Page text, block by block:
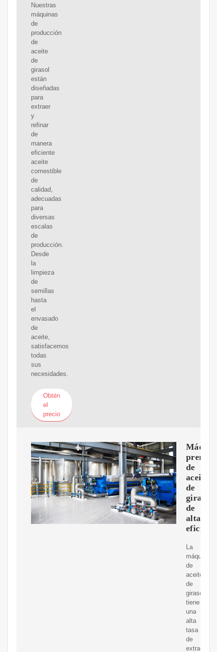
Nuestras
máquinas
de
producción
de
aceite
de
girasol
están
diseñadas
para
extraer
y
refinar
de
manera
eficiente
aceite
comestible
de
calidad,
adecuadas
para
diversas
escalas
de
producción.
Desde
la
limpieza
de
semillas
hasta
el
envasado
de
aceite,
satisfacemos
todas
sus
necesidades.
Obtén
el
precio
de
aceite
de
girasol
de
alta
La
máquina
de
aceite
de
girasol
tiene
una
alta
tasa
de
extracción